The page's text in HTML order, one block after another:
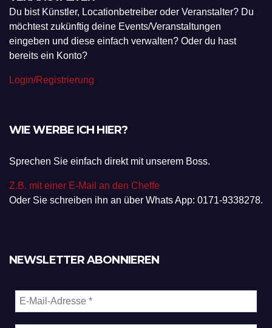
Du bist Künstler, Locationbetreiber oder Veranstalter? Du
möchtest zukünftig deine Events/Veranstaltungen
eingeben und diese einfach verwalten? Oder du hast
bereits ein Konto?
Login/Registrierung
WIE WERBE ICH HIER?
Sprechen Sie einfach direkt mit unserem Boss.
Z.B. mit einer E-Mail an den Cheffe
Oder Sie schreiben ihn an über Whats App: 0171-9338278.
NEWSLETTER ABONNIEREN